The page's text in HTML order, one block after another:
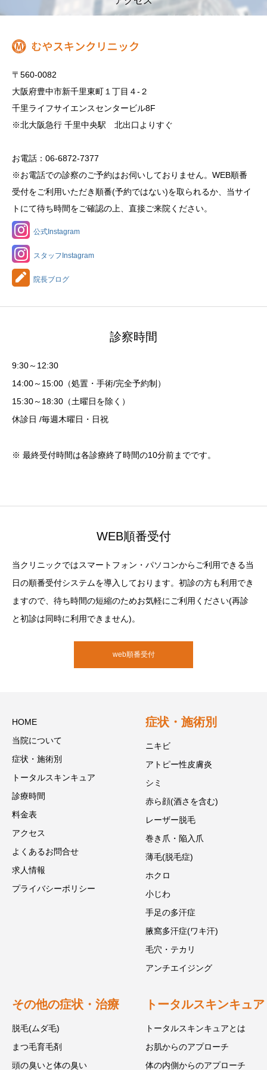
〒560-0082
大阪府豊中市新千里東町１丁目４‐２
千里ライフサイエンスセンタービル8F
※北大阪急行 千里中央駅 北出口よりすぐ
お電話：06-6872-7377
※お電話での診察のご予約はお伺いしておりません。WEB順番
受付をご利用いただき順番(予約ではない)を取られるか、当サイ
トにて待ち時間をご確認の上、直接ご来院ください。
公式Instagram
スタッフInstagram
院長ブログ
診察時間
9:30～12:30
14:00～15:00（処置・手術/完全予約制）
15:30～18:30（土曜日を除く）
休診日 /毎週木曜日・日祝
※ 最終受付時間は各診療終了時間の10分前までです。
WEB順番受付
当クリニックではスマートフォン・パソコンからご利用できる当
日の順番受付システムを導入しております。初診の方も利用でき
ますので、待ち時間の短縮のためお気軽にご利用ください(再診
と初診は同時に利用できません)。
web順番受付
HOME
当院について
症状・施術別
トータルスキンキュア
診療時間
料金表
アクセス
よくあるお問合せ
求人情報
プライバシーポリシー
症状・施術別
ニキビ
アトピー性皮膚炎
シミ
赤ら顔(酒さを含む)
レーザー脱毛
巻き爪・陥入爪
薄毛(脱毛症)
ホクロ
小じわ
手足の多汗症
腋窩多汗症(ワキ汗)
毛穴・テカリ
アンチエイジング
その他の症状・治療
脱毛(ムダ毛)
まつ毛育毛剤
頭の臭いと体の臭い
トータルスキンキュア
トータルスキンキュアとは
お肌からのアプローチ
体の内側からのアプローチ